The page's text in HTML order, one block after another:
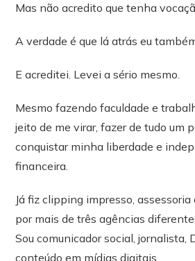
Mas não acredito que tenha
A verdade é que lá atrás eu
E acreditei. Levei a sério mesmo.
Mesmo fazendo faculdade e
jeito de me virar, fazer de tudo um
conquistar minha liberdade e
financeira.
Já fiz clipping impresso,
por mais de três agências
Sou comunicador social, jornalista,
conteúdo em mídias digitais.